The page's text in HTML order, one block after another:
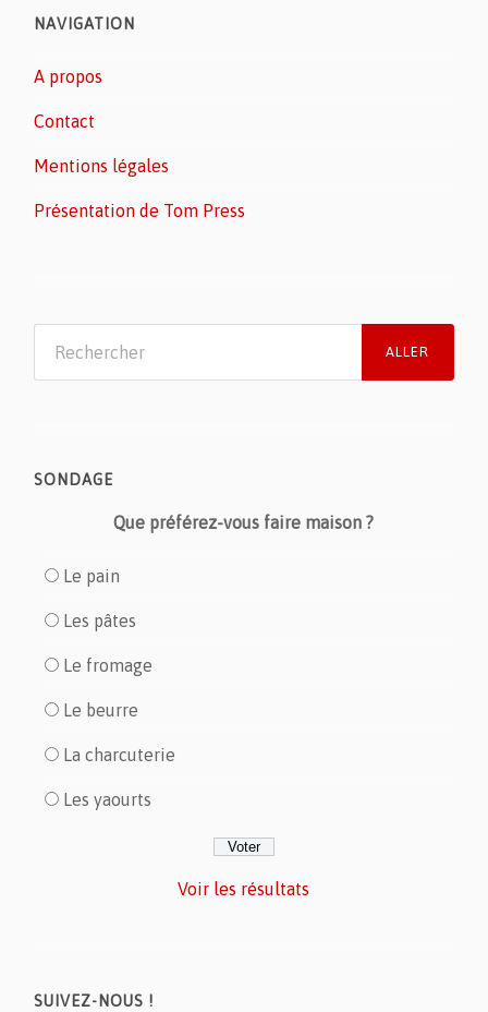
NAVIGATION
A propos
Contact
Mentions légales
Présentation de Tom Press
SONDAGE
Que préférez-vous faire maison ?
Le pain
Les pâtes
Le fromage
Le beurre
La charcuterie
Les yaourts
Voir les résultats
SUIVEZ-NOUS !